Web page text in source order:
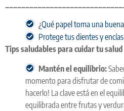
¿Qué papel toma una
Protege tus dientes y
Tips saludables para cuidar tu salud
Mantén el equilibrio:
momento para disfrutar de
hacerlo! La clave está en el
equilibrada entre frutas y